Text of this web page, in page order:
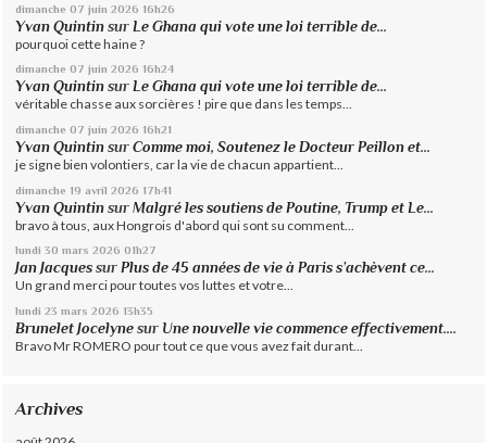
dimanche 07 juin 2026 16h26
Yvan Quintin sur Le Ghana qui vote une loi terrible de...
pourquoi cette haine ?
dimanche 07 juin 2026 16h24
Yvan Quintin surLe Ghana qui vote une loi terrible de...
véritable chasse aux sorcières ! pire que dans les temps...
dimanche 07 juin 2026 16h21
Yvan Quintin surComme moi, Soutenez le Docteur Peillon et...
je signe bien volontiers, car la vie de chacun appartient...
dimanche 19 avril 2026 17h41
Yvan Quintin surMalgré les soutiens de Poutine, Trump et Le...
bravo à tous, aux Hongrois d'abord qui sont su comment...
lundi 30 mars 2026 01h27
Jan Jacques surPlus de 45 années de vie à Paris s’achèvent ce...
Un grand merci pour toutes vos luttes et votre...
lundi 23 mars 2026 13h35
Brunelet Jocelyne sur Une nouvelle vie commence effectivement....
Bravo Mr ROMERO pour tout ce que vous avez fait durant...
Archives